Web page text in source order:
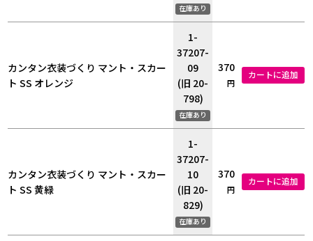
在庫あり
カンタン衣装づくり マント・スカー
ト SS オレンジ
1-
37207-
09
(旧 20-
798)
在庫あり
370
円
カートに追加
カンタン衣装づくり マント・スカー
ト SS 黄緑
1-
37207-
10
(旧 20-
829)
在庫あり
370
円
カートに追加